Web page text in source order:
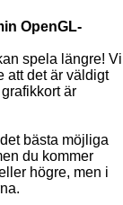
OpenGL-
spela längre! Vi
att det är väldigt
är
bästa möjliga
du kommer
högre, men i